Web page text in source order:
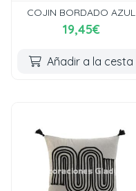
COJIN BORDADO AZUL
19,45€
Añadir a la cesta